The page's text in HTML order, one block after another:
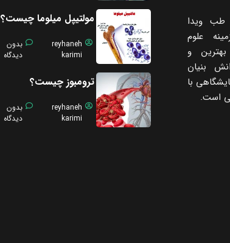
طب ویدا
علوم
و
بنیان
با
است.
مولتیپل میلوما چیست؟
reyhaneh
karimi
بدون
دیدگاه
ترومبوز چیست؟
reyhaneh
karimi
بدون
دیدگاه